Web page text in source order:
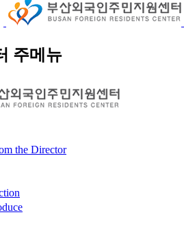
주메뉴
the Director